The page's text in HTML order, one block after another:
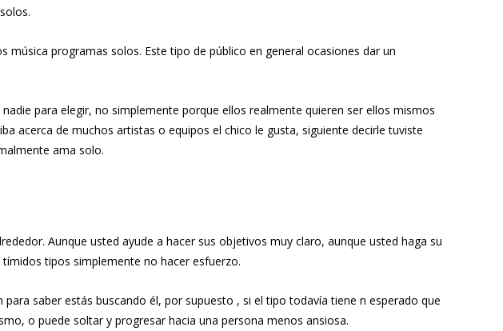
programas solos. Este tipo de público en general ocasiones dar un
para elegir, no simplemente porque ellos realmente quieren ser ellos mismos
acerca de muchos artistas o equipos el chico le gusta, siguiente decirle tuviste
ama solo.
Aunque usted ayude a hacer sus objetivos muy claro, aunque usted haga su
tipos simplemente no hacer esfuerzo.
saber estás buscando él, por supuesto , si el tipo todavía tiene n esperado que
o puede soltar y progresar hacia una persona menos ansiosa.